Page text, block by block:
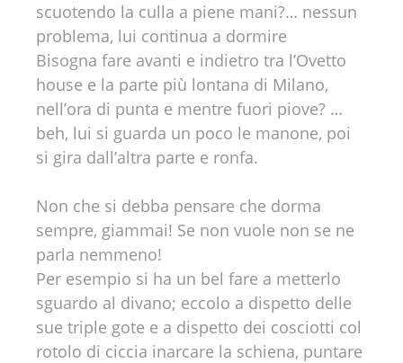
scuotendo la culla a piene mani?… nessun
problema, lui continua a dormire
Bisogna fare avanti e indietro tra l’Ovetto
house e la parte più lontana di Milano,
nell’ora di punta e mentre fuori piove? …
beh, lui si guarda un poco le manone, poi
si gira dall’altra parte e ronfa.
Non che si debba pensare che dorma
sempre, giammai! Se non vuole non se ne
parla nemmeno!
Per esempio si ha un bel fare a metterlo
sguardo al divano; eccolo a dispetto delle
sue triple gote e a dispetto dei cosciotti col
rotolo di ciccia inarcare la schiena, puntare